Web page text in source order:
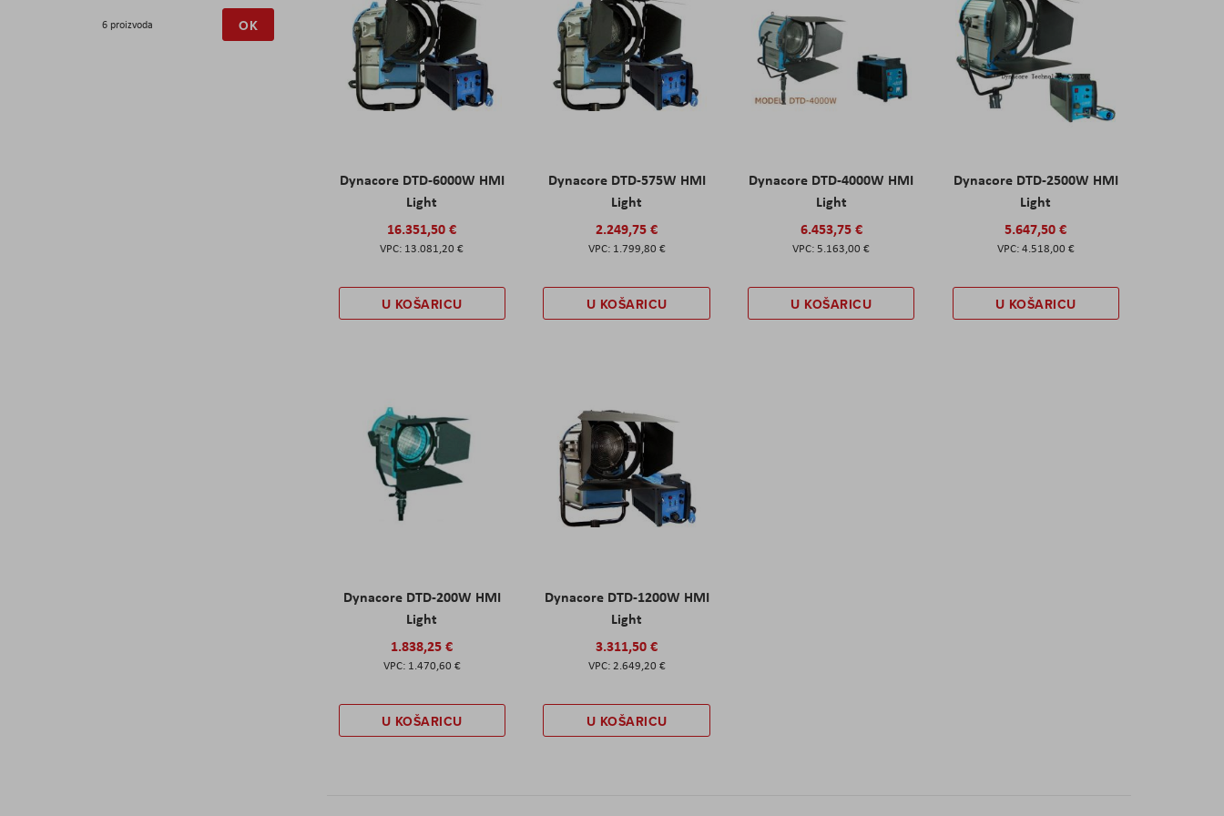
Dynacore DTD-6000W HMI
Light
16.351,50 €
13.081,20 €
U KOŠARICU
Dynacore DTD-575W HMI
Light
2.249,75 €
1.799,80 €
U KOŠARICU
Dynacore DTD-4000W HMI
Light
6.453,75 €
5.163,00 €
U KOŠARICU
Dynacore DTD-2500W HMI
Light
5.647,50 €
4.518,00 €
U KOŠARICU
Dynacore DTD-200W HMI
Light
1.838,25 €
1.470,60 €
U KOŠARICU
Dynacore DTD-1200W HMI
Light
3.311,50 €
2.649,20 €
U KOŠARICU
6 proizvoda OK